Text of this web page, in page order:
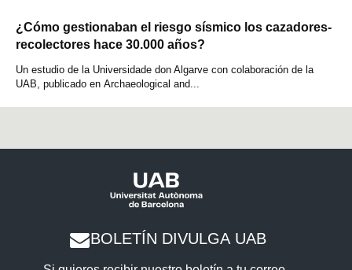
¿Cómo gestionaban el riesgo sísmico los cazadores-
recolectores hace 30.000 años?
Un estudio de la Universidade don Algarve con colaboración de la
UAB, publicado en Archaeological and...
BOLETÍN DIVULGA UAB